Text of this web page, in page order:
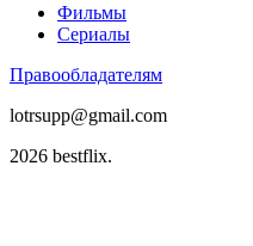
Фильмы
Сериалы
Правообладателям
lotrsupp@gmail.com
2026 bestflix.